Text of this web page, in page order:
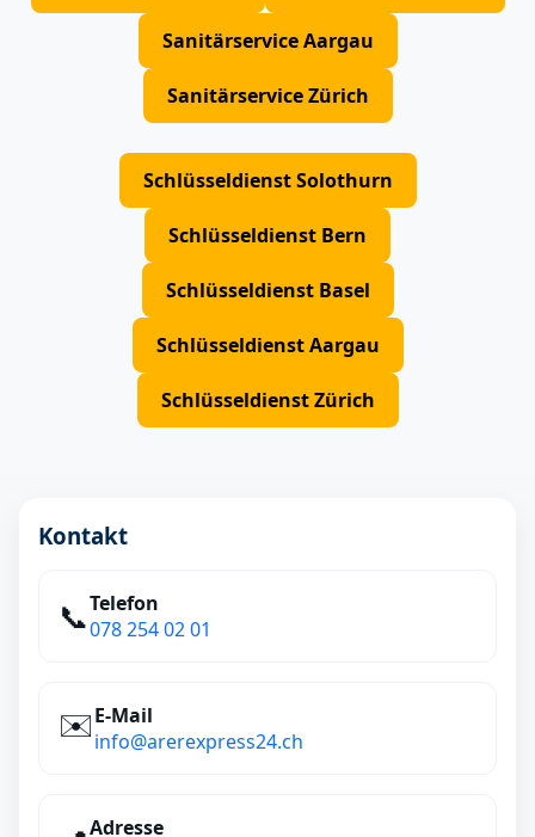
Sanitärservice Aargau
Sanitärservice Zürich
Schlüsseldienst Solothurn
Schlüsseldienst Bern
Schlüsseldienst Basel
Schlüsseldienst Aargau
Schlüsseldienst Zürich
Kontakt
📞Telefon
078 254 02 01
✉️E‑Mail
info@arerexpress24.ch
Adresse